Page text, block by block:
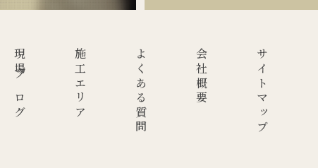
現場ブログ 施工エリア よくある質問 会社概要 サイトマップ